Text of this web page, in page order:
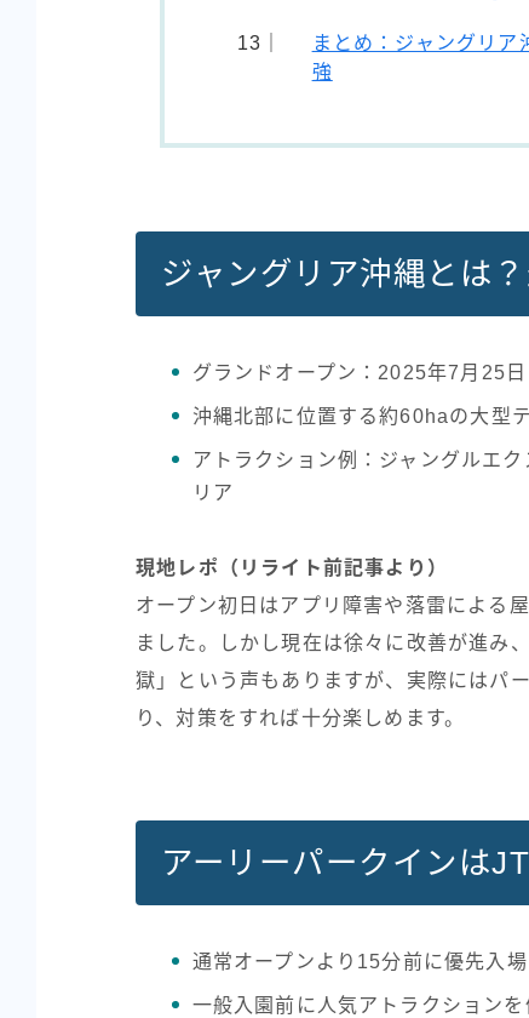
まとめ：ジャングリ
強
ジャングリア沖縄とは
グランドオープン：2025年7月25日
沖縄北部に位置する約60haの大型
アトラクション例：ジャングルエ
リア
現地レポ（リライト前記事より）
オープン初日はアプリ障害や落雷による
ました。しかし現在は徐々に改善が進み
獄」という声もありますが、実際にはパ
り、対策をすれば十分楽しめます。
アーリーパークインは
通常オープンより15分前に優先入場
一般入園前に人気アトラクションを